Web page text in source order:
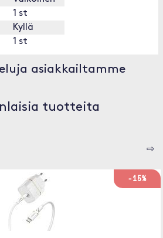
1 st
Kyllä
1 st
asiakkailtamme
tuotteita
⇨
-15%